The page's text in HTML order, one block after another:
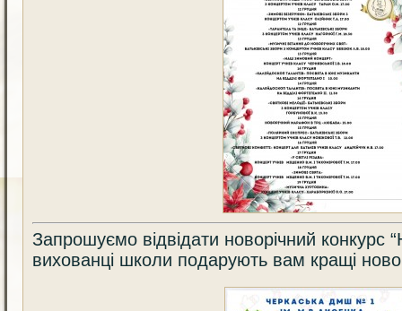
Запрошуємо відвідати новорічний конкурс
вихованці школи подарують вам кращі